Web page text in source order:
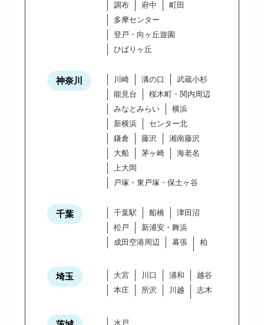
調布
府中
町田
多摩センター
登戸・向ヶ丘遊園
ひばりヶ丘
神奈川 川崎 溝の口
武蔵小杉
能見台
桜木町・関内周辺
みなとみらい
横浜
新横浜
センター北
鎌倉
藤沢
湘南藤沢
大船
茅ヶ崎
海老名
上大岡
戸塚・東戸塚・保土ヶ谷
千葉 千葉駅 船橋
津田沼
松戸
新浦安・舞浜
成田空港周辺
幕張 柏
埼玉 大宮 川口 浦和
越谷
本庄
所沢 川越 志木
水戸